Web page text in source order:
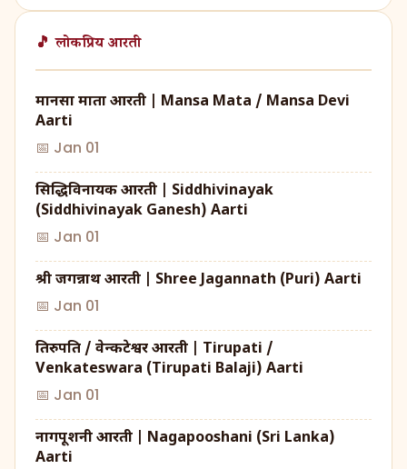
🎵 लोकप्रिय आरती
मानसा माता आरती | Mansa Mata / Mansa Devi
Aarti
📅 Jan 01
सिद्धिविनायक आरती | Siddhivinayak
(Siddhivinayak Ganesh) Aarti
📅 Jan 01
श्री जगन्नाथ आरती | Shree Jagannath (Puri) Aarti
📅 Jan 01
तिरुपति / वेन्कटेश्वर आरती | Tirupati /
Venkateswara (Tirupati Balaji) Aarti
📅 Jan 01
नागपूशनी आरती | Nagapooshani (Sri Lanka)
Aarti